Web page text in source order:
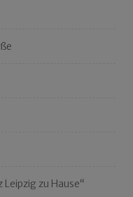
zu Hause“